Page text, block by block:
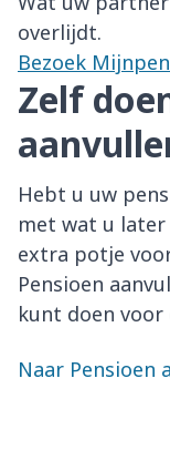
overlijdt.
Bezoek
Zelf
Hebt u uw
met wat u
extra potje
Pensioen
kunt doen
Naar Pensioen